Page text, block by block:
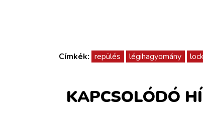
Címkék: repülés légihagyomány
KAPCSOLÓDÓ